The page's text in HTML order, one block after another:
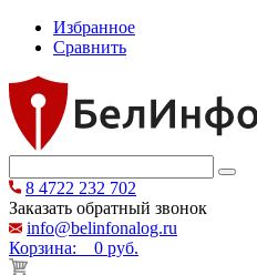
Избранное
Сравнить
8 4722 232 702
Заказать обратный звонок
info@belinfonalog.ru
Корзина:
0 руб.